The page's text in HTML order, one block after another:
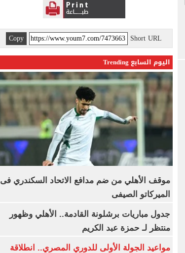
Short URL
Copy
اليوم السابع Trending
موقف الأهلي من ضم مدافع الاتحاد السكندري فى
الميركاتو الصيفى
جدول مباريات برشلونة القادمة.. الأهلي وظهور
منتظر لـ حمزة عبد الكريم
مواعيد الجولة الأولى للدوري المصري.. انطلاقة